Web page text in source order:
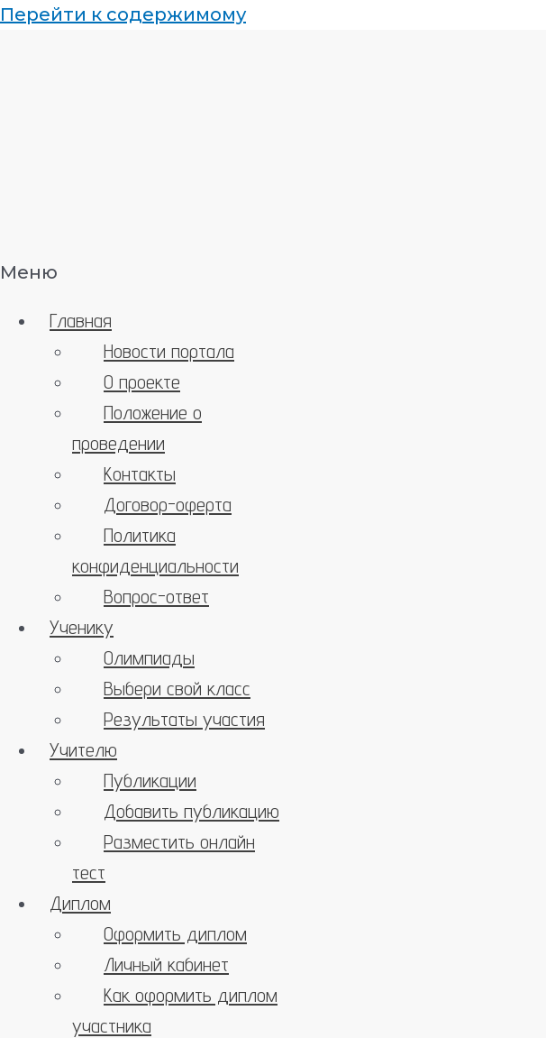
Перейти к содержимому
Меню
Главная
Новости портала
О проекте
Положение о
проведении
Контакты
Договор-оферта
Политика
конфиденциальности
Вопрос-ответ
Ученику
Олимпиады
Выбери свой класс
Результаты участия
Учителю
Публикации
Добавить публикацию
Разместить онлайн
тест
Диплом
Оформить диплом
Личный кабинет
Как оформить диплом
участника